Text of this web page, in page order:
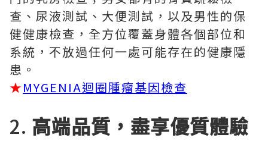
查、尿液測試、大便測試，以及男性的保
健健康檢查，全方位覆蓋身體各個部位和
系統，不放過任何一處可能存在的健康隱
患。
★MYGENIA迴圈腫瘤基因檢查
2. 高端品質，盡享優質體驗